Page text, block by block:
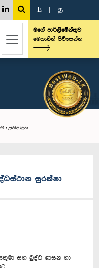
E த
මගේ පාර්ලිමේන්තුව
මෙතැනින් පිවිසෙන්න
: ප්‍රතිපාදන
සුරක්ෂා
සහ බුද්ධ ශාසන හා